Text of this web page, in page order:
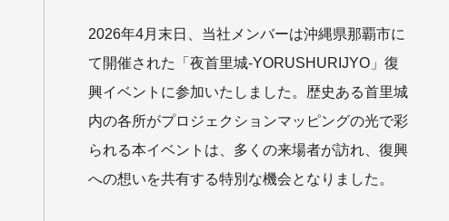
2026年4月末日、当社メンバーは沖縄県那覇市に
て開催された「夜首里城-YORUSHURIJYO」復
興イベントに参加いたしました。歴史ある首里城
内の各所がプロジェクションマッピングの光で彩
られる本イベントは、多くの来場者が訪れ、復興
への想いを共有する特別な機会となりました。